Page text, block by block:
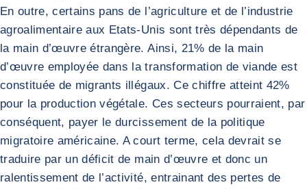
En outre, certains pans de l’agriculture et de l’industrie
agroalimentaire aux Etats-Unis sont très dépendants de
la main d’œuvre étrangère. Ainsi, 21% de la main
d’œuvre employée dans la transformation de viande est
constituée de migrants illégaux. Ce chiffre atteint 42%
pour la production végétale. Ces secteurs pourraient, par
conséquent, payer le durcissement de la politique
migratoire américaine. A court terme, cela devrait se
traduire par un déficit de main d’œuvre et donc un
ralentissement de l’activité, entrainant des pertes de